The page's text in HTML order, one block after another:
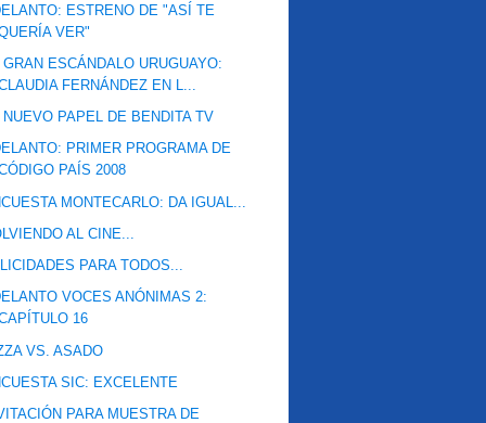
ESTRENO DE "ASÍ TE
VER"
GRAN ESCÁNDALO URUGUAYO:
FERNÁNDEZ EN L...
NUEVO PAPEL DE BENDITA TV
PRIMER PROGRAMA DE
PAÍS 2008
MONTECARLO: DA IGUAL...
AL CINE...
PARA TODOS...
VOCES ANÓNIMAS 2:
16
VS. ASADO
SIC: EXCELENTE
PARA MUESTRA DE